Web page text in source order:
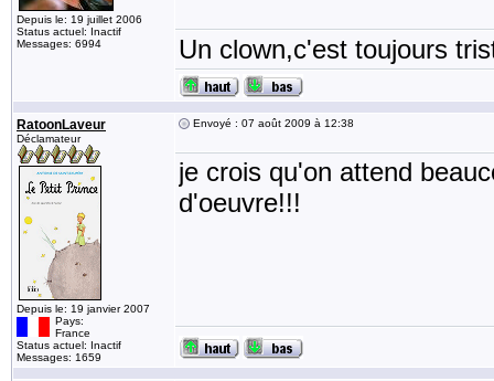
Depuis le: 19 juillet 2006
Status actuel: Inactif
Messages: 6994
Un clown,c'est toujours
RatoonLaveur
Déclamateur
Depuis le: 19 janvier 2007
Pays:
France
Status actuel: Inactif
Messages: 1659
Envoyé : 07 août 2009 à 12:38
je crois qu'on attend
d'oeuvre!!!